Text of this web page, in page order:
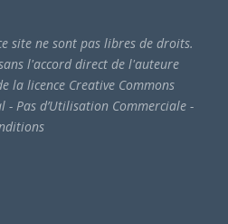
site ne sont pas libres de droits.
l'accord direct de l'auteure
la licence Creative Commons
Pas d’Utilisation Commerciale -